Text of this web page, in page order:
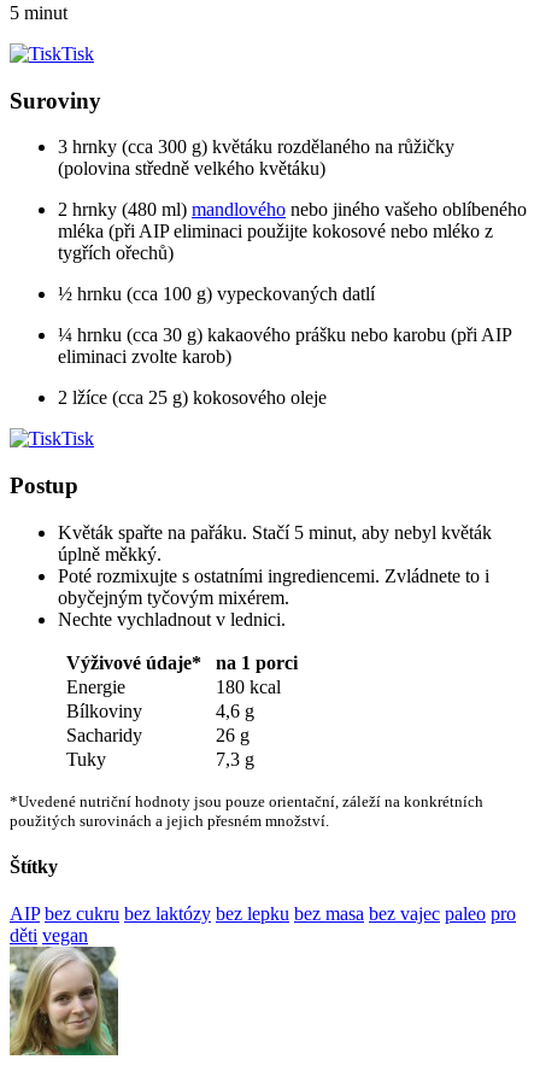
5 minut
Tisk
Suroviny
3 hrnky (cca 300 g) květáku rozdělaného na růžičky
(polovina středně velkého květáku)
2 hrnky (480 ml) mandlového nebo jiného vašeho oblíbeného
mléka (při AIP eliminaci použijte kokosové nebo mléko z
tygřích ořechů)
½ hrnku (cca 100 g) vypeckovaných datlí
¼ hrnku (cca 30 g) kakaového prášku nebo karobu (při AIP
eliminaci zvolte karob)
2 lžíce (cca 25 g) kokosového oleje
Tisk
Postup
Květák spařte na pařáku. Stačí 5 minut, aby nebyl květák
úplně měkký.
Poté rozmixujte s ostatními ingrediencemi. Zvládnete to i
obyčejným tyčovým mixérem.
Nechte vychladnout v lednici.
Výživové údaje*
na 1 porci
Energie
180 kcal
Bílkoviny
4,6 g
Sacharidy
26 g
Tuky
7,3 g
*Uvedené nutriční hodnoty jsou pouze orientační, záleží na konkrétních
použitých surovinách a jejich přesném množství.
Štítky
AIP bez cukru bez laktózy bez lepku bez masa bez vajec paleo pro
děti vegan